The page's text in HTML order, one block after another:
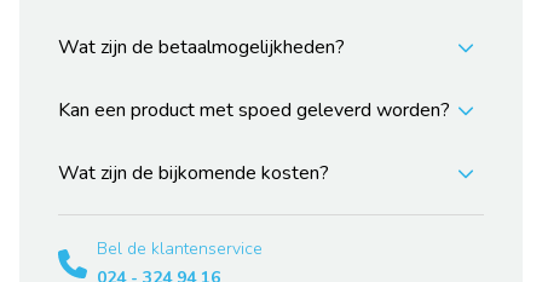
Wat zijn de betaalmogelijkheden?
Kan een product met spoed geleverd worden?
Wat zijn de bijkomende kosten?
Bel de klantenservice